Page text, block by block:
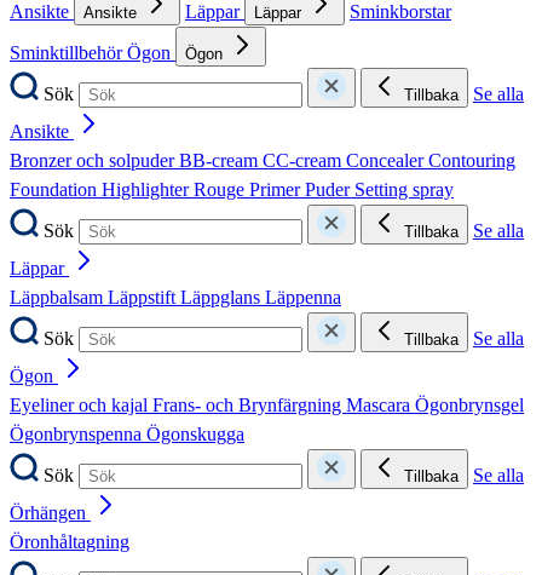
Ansikte
Ansikte Läppar Läppar
Sminkborstar
SminktillbehörÖgon Ögon
Sök Tillbaka
Se alla
Ansikte
Bronzer och solpuderBB-cream CC-cream ConcealerContouring
Foundation HighlighterRouge PrimerPuder Setting spray
Sök
Tillbaka
Se alla
Läppar
Läppbalsam LäppstiftLäppglans Läppenna
Sök
Tillbaka
Se alla
Ögon
Eyeliner och kajal Frans- och Brynfärgning Mascara Ögonbrynsgel
Ögonbrynspenna Ögonskugga
Sök
Tillbaka
Se alla
Örhängen
Öronhåltagning